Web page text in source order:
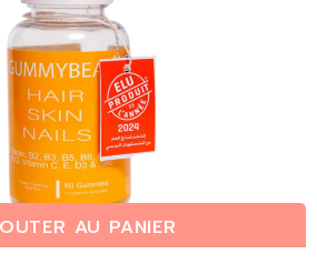
AU PANIER